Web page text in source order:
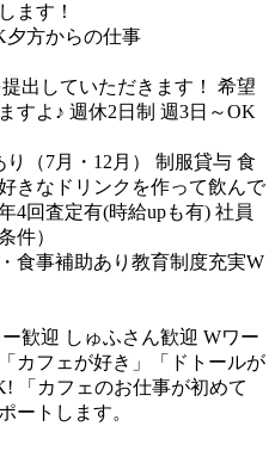
ます！
夕方からの仕事
出していただきます！ 希望
すよ♪ 週休2日制 週3日～OK
（7月・12月） 制服貸与 食
きなドリンクを作って飲んで
4回査定有(時給upも有) 社員
件）
食事補助あり 教育制度充実W
歓迎 しゅふさん歓迎 Wワー
カフェが好き」「ドトールが
「カフェのお仕事が初めて
ートします。